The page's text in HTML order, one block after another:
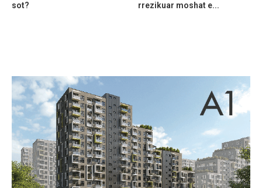
sot?
rrezikuar moshat e...